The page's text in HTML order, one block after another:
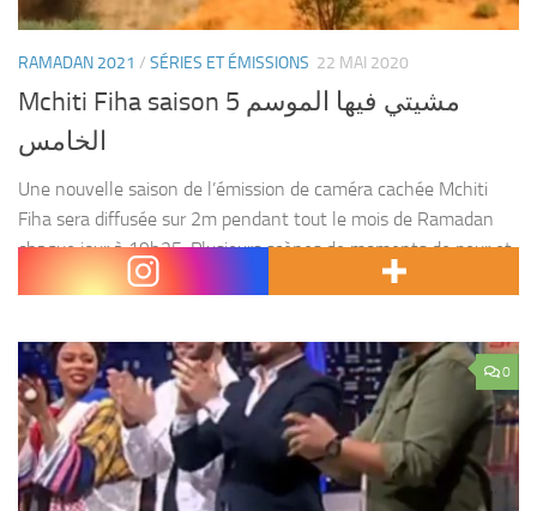
RAMADAN 2021 / SÉRIES ET ÉMISSIONS 22 MAI 2020
Mchiti Fiha saison 5 مشيتي فيها الموسم
الخامس
Une nouvelle saison de l’émission de caméra cachée Mchiti
Fiha sera diffusée sur 2m pendant tout le mois de Ramadan
chaque jour à 19h25. Plusieurs scènes de moments de peur et
de sensations fortes...
0